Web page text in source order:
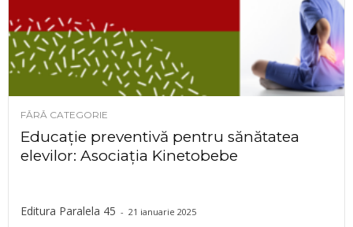
FĂRĂ CATEGORIE
Educație preventivă pentru sănătatea
elevilor: Asociația Kinetobebe
Editura Paralela 45 - 21 ianuarie 2025